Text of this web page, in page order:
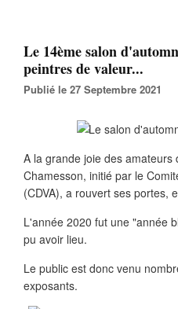
Le 14ème salon
peintres de valeur...
Publié le 27 Septembre 2021
A la grande joie des
Chamesson, initié par le
(CDVA), a rouvert ses portes,
L'année 2020 fut une "année
pu avoir lieu.
Le public est donc venu
exposants.